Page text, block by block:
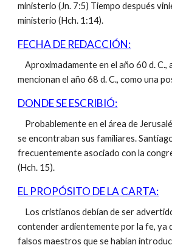
ministerio (Jn. 7:5) Tiempo después
ministerio (Hch. 1:14).
FECHA DE REDACCIÓN:
Aproximadamente en el año 60 d. C.,
mencionan el año 68 d. C., como una
DONDE SE ESCRIBIÓ:
Probablemente en el área de
se encontraban sus familiares.
frecuentemente asociado con la
(Hch. 15).
EL PROPÓSITO DE LA CARTA:
Los cristianos debían de ser
contender ardientemente por la fe, ya
falsos maestros que se habían